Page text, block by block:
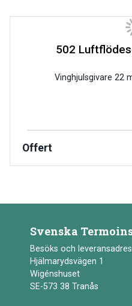
502
Vinghjulsgivare 22
Offert
Svenska
Besöks och
Hjälmarydsvägen 1
Wigénshuset
SE-573 38 Tranås